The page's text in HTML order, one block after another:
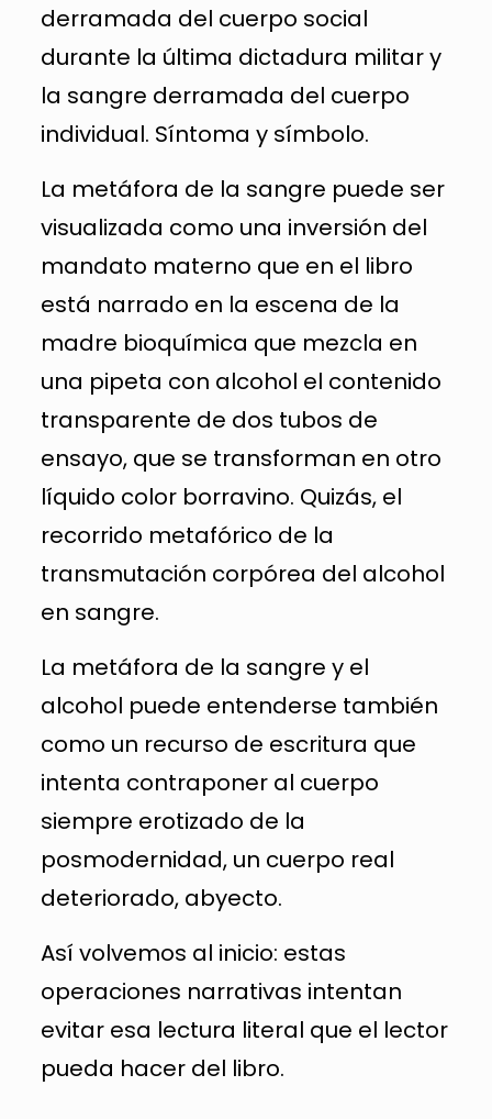
derramada del cuerpo social
durante la última dictadura militar y
la sangre derramada del cuerpo
individual. Síntoma y símbolo.
La metáfora de la sangre puede ser
visualizada como una inversión del
mandato materno que en el libro
está narrado en la escena de la
madre bioquímica que mezcla en
una pipeta con alcohol el contenido
transparente de dos tubos de
ensayo, que se transforman en otro
líquido color borravino. Quizás, el
recorrido metafórico de la
transmutación corpórea del alcohol
en sangre.
La metáfora de la sangre y el
alcohol puede entenderse también
como un recurso de escritura que
intenta contraponer al cuerpo
siempre erotizado de la
posmodernidad, un cuerpo real
deteriorado, abyecto.
Así volvemos al inicio: estas
operaciones narrativas intentan
evitar esa lectura literal que el lector
pueda hacer del libro.